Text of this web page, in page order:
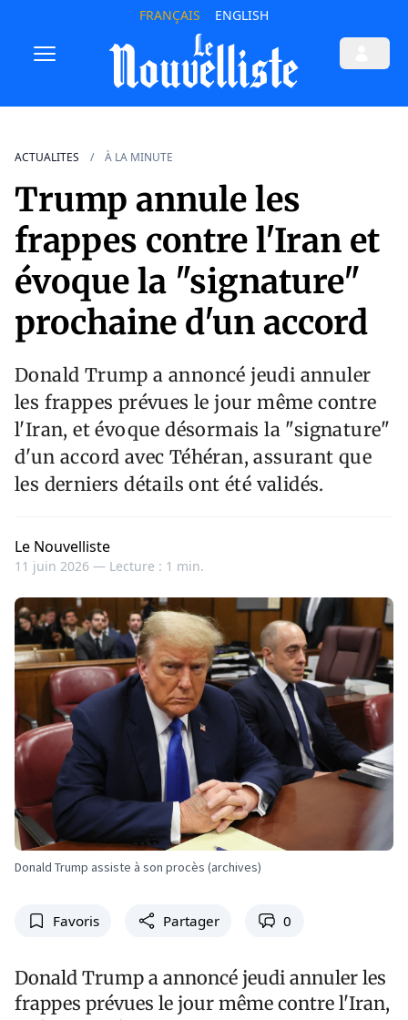
FRANÇAIS ENGLISH
ACTUALITES À LA MINUTE
Trump annule les
frappes contre l'Iran et
évoque la "signature"
prochaine d'un accord
Donald Trump a annoncé jeudi annuler
les frappes prévues le jour même contre
l'Iran, et évoque désormais la "signature"
d'un accord avec Téhéran, assurant que
les derniers détails ont été validés.
Le Nouvelliste
11 juin 2026 — Lecture : 1 min.
Donald Trump assiste à son procès (archives)
Favoris Partager 0
Donald Trump a annoncé jeudi annuler les
frappes prévues le jour même contre l'Iran,